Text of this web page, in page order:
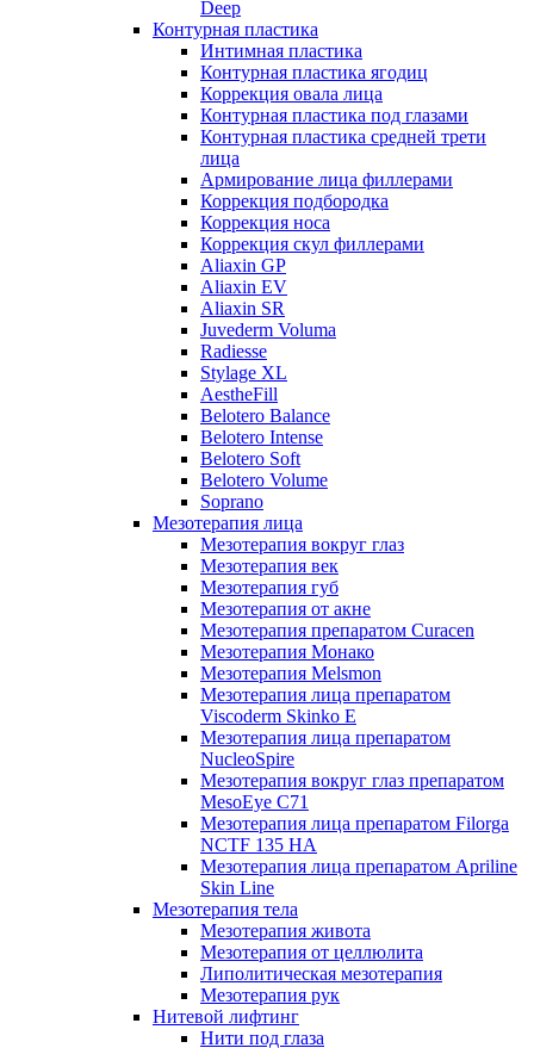
Deep
Контурная пластика
Интимная пластика
Контурная пластика ягодиц
Коррекция овала лица
Контурная пластика под глазами
Контурная пластика средней трети
лица
Армирование лица филлерами
Коррекция подбородка
Коррекция носа
Коррекция скул филлерами
Aliaxin GP
Aliaxin EV
Aliaxin SR
Juvederm Voluma
Radiesse
Stylage XL
AestheFill
Belotero Balance
Belotero Intense
Belotero Soft
Belotero Volume
Soprano
Мезотерапия лица
Мезотерапия вокруг глаз
Мезотерапия век
Мезотерапия губ
Мезотерапия от акне
Мезотерапия препаратом Curacen
Мезотерапия Монако
Мезотерапия Melsmon
Мезотерапия лица препаратом
Viscoderm Skinko E
Мезотерапия лица препаратом
NucleoSpire
Мезотерапия вокруг глаз препаратом
MesoEye С71
Мезотерапия лица препаратом Filorga
NCTF 135 HA
Мезотерапия лица препаратом Apriline
Skin Line
Мезотерапия тела
Мезотерапия живота
Мезотерапия от целлюлита
Липолитическая мезотерапия
Мезотерапия рук
Нитевой лифтинг
Нити под глаза